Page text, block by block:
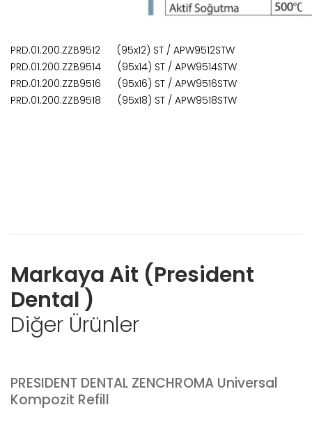
PRD.01.200.ZZB9512 (95x12) ST / APW9512STW
PRD.01.200.ZZB9514 (95x14) ST / APW9514STW
PRD.01.200.ZZB9516 (95x16) ST / APW9516STW
PRD.01.200.ZZB9518 (95x18) ST / APW9518STW
Markaya Ait (President
Dental )
Diğer Ürünler
PRESIDENT DENTAL ZENCHROMA Universal
Kompozit Refill